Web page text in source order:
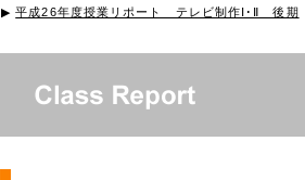
▶平成26年度授業リポート テレビ制作Ⅰ･Ⅱ 後期